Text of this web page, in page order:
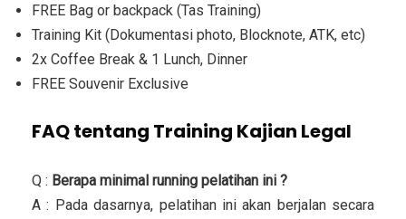
FREE Bag or backpack (Tas Training)
Training Kit (Dokumentasi photo, Blocknote, ATK, etc)
2x Coffee Break & 1 Lunch, Dinner
FREE Souvenir Exclusive
FAQ tentang Training Kajian Legal
Q : Berapa minimal running pelatihan ini ?
A : Pada dasarnya, pelatihan ini akan berjalan secara